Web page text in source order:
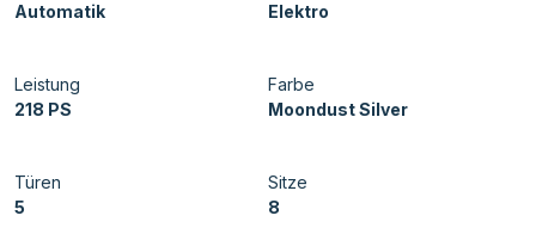
Automatik
Elektro
Leistung
218 PS
Farbe
Moondust Silver
Türen
5
Sitze
8